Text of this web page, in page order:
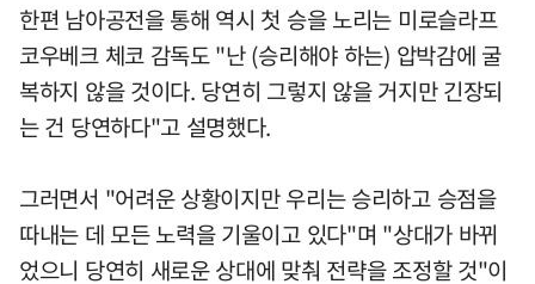
한편 남아공전을 통해 역시 첫 승을 노리는 미로슬라프
코우베크 체코 감독도 "난 (승리해야 하는) 압박감에 굴
복하지 않을 것이다. 당연히 그렇지 않을 거지만 긴장되
는 건 당연하다"고 설명했다.
그러면서 "어려운 상황이지만 우리는 승리하고 승점을
따내는 데 모든 노력을 기울이고 있다"며 "상대가 바뀌
었으니 당연히 새로운 상대에 맞춰 전략을 조정할 것"이